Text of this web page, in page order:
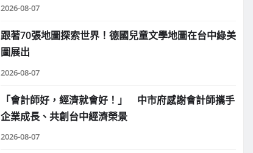
2026-08-07
跟著70張地圖探索世界！德國兒童文學地圖在台中綠美
圖展出
2026-08-07
「會計師好，經濟就會好！」 中市府感謝會計師攜手
企業成長、共創台中經濟榮景
2026-08-07